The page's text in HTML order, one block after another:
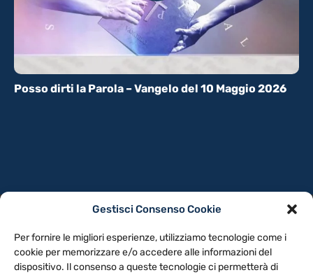
Gestisci Consenso Cookie
Per fornire le migliori esperienze, utilizziamo tecnologie come i
cookie per memorizzare e/o accedere alle informazioni del
dispositivo. Il consenso a queste tecnologie ci permetterà di
Posso dirti la Parola – Vangelo del 10 Maggio 2026
NOTE LEGALI
CONTATTACI PREFERENZE